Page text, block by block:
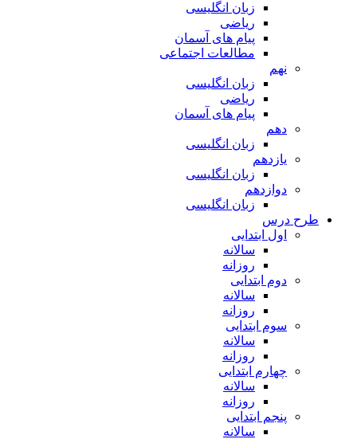
زبان انگلیسی
ریاضی
پیام های آسمان
مطالعات اجتماعی
نهم
زبان انگلیسی
ریاضی
پیام های آسمان
دهم
زبان انگلیسی
یازدهم
زبان انگلیسی
دوازدهم
زبان انگلیسی
طرح درس
اول ابتدایی
سالانه
روزانه
دوم ابتدایی
سالانه
روزانه
سوم ابتدایی
سالانه
روزانه
چهارم ابتدایی
سالانه
روزانه
پنجم ابتدایی
سالانه